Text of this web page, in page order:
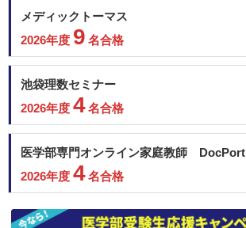
メディックトーマス
2026年度 9 名合格
池袋理数セミナー
2026年度 4名合格
医学部専門オンライン家庭教師 DocPort
2026年度 4名合格